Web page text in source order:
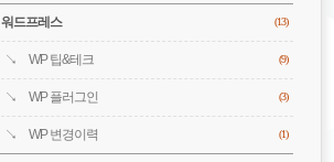
워드프레스 (13)
WP 팁&테크 (9)
WP 플러그인 (3)
WP 변경이력 (1)